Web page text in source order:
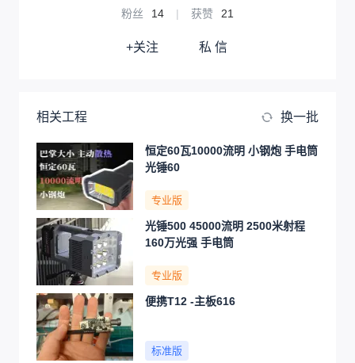
粉丝 14 | 获赞 21
+关注 私 信
相关工程 换一批
恒定60瓦10000流明 小钢炮 手电筒
光锤60
专业版
光锤500 45000流明 2500米射程
160万光强 手电筒
专业版
便携T12 -主板616
标准版